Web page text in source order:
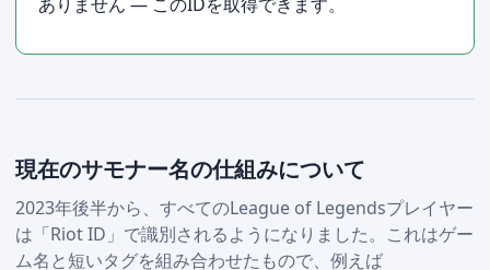
現在のサモナー名の仕組みについて
2023年後半から、すべてのLeague of Legendsプレイヤー
は「Riot ID」で識別されるようになりました。これはゲー
ム名と短いタグを組み合わせたもので、例えば